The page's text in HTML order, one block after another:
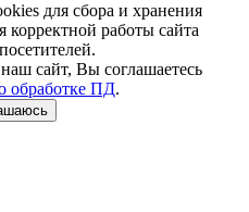
для сбора и хранения
работы сайта
сайт, Вы соглашаетесь
обработке ПД.